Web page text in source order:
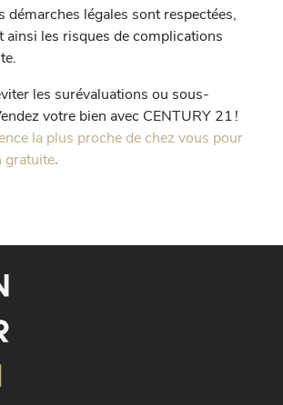
démarches légales sont respectées,
ainsi les risques de complications
les surévaluations ou sous-
votre bien avec CENTURY 21 !
la plus proche de chez vous pour
gratuite.